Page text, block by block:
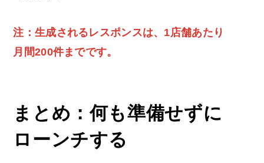
注：生成されるレスポンスは、1店舗あたり
月間200件までです。
まとめ：何も準備せずに
ローンチする